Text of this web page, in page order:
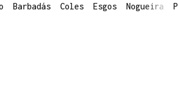
Barbadás Coles Esgos Nogueira